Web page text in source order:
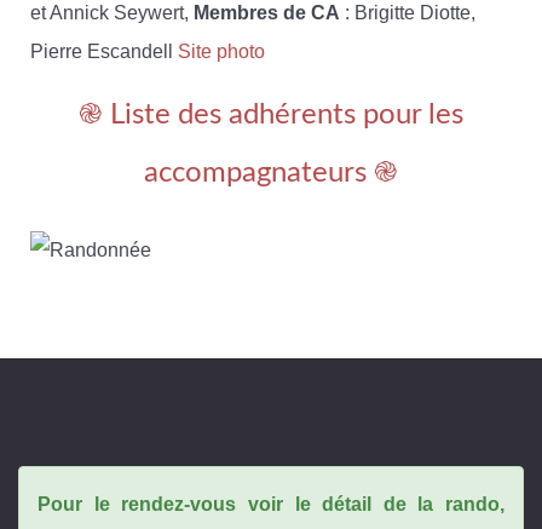
et Annick Seywert, Membres de CA : Brigitte Diotte,
Pierre Escandell Site photo
֎ Liste des adhérents pour les
accompagnateurs ֎
Pour le rendez-vous voir le détail de la rando,